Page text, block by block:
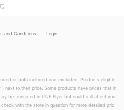
and Conditions Login
or both included and excluded. Products eligible
next to their price. Some products have prices that in
be truncated in LINE Flyer but could still affect you
with the store in question for more detailed pric